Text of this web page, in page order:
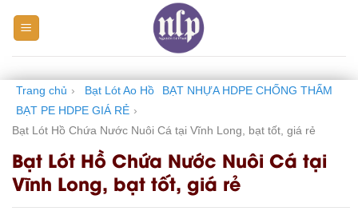
Trang chủ › Bạt Lót Ao Hồ
BẠT NHỰA HDPE CHỐNG THẤM
BẠT PE HDPE GIÁ RẺ ›
Bạt Lót Hồ Chứa Nước Nuôi Cá tại Vĩnh Long, bạt tốt, giá rẻ
Bạt Lót Hồ Chứa Nước Nuôi Cá tại
Vĩnh Long, bạt tốt, giá rẻ